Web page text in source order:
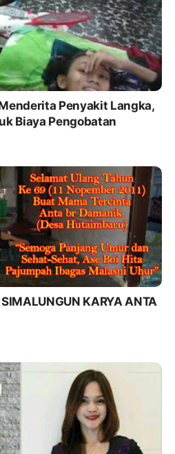
Penyakit Langka,
Biaya Pengobatan
KARYA ANTA